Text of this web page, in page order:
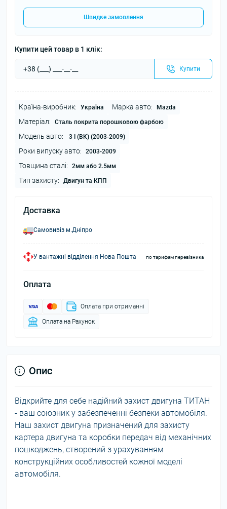
Швидке замовлення
Купити цей товар в 1 клік:
Купити
Країна-виробник: Україна Марка авто: Mazda
Матеріал: Сталь покрита порошковою фарбою
Модель авто: 3 I (BK) (2003-2009)
Роки випуску авто: 2003-2009
Товщина сталі: 2мм або 2.5мм
Тип захисту: Двигун та КПП
Доставка
Самовивіз м.Дніпро
У вантажні відділення Нова Пошта по тарифам перевізника
Оплата
Оплата при отриманні
Оплата на Рахунок
Опис
Відкрийте для себе надійний захист двигуна ТИТАН
- ваш союзник у забезпеченні безпеки автомобіля.
Наш захист двигуна призначений для захисту
картера двигуна та коробки передач від механічних
пошкоджень, створений з урахуванням
конструкційних особливостей кожної моделі
автомобіля.